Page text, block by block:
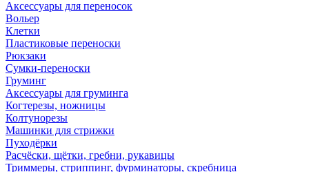
Аксессуары для переносок
Вольер
Клетки
Пластиковые переноски
Рюкзаки
Сумки-переноски
Груминг
Аксессуары для груминга
Когтерезы, ножницы
Колтунорезы
Машинки для стрижки
Пуходёрки
Расчёски, щётки, гребни, рукавицы
Триммеры, стриппинг, фурминаторы, скребница